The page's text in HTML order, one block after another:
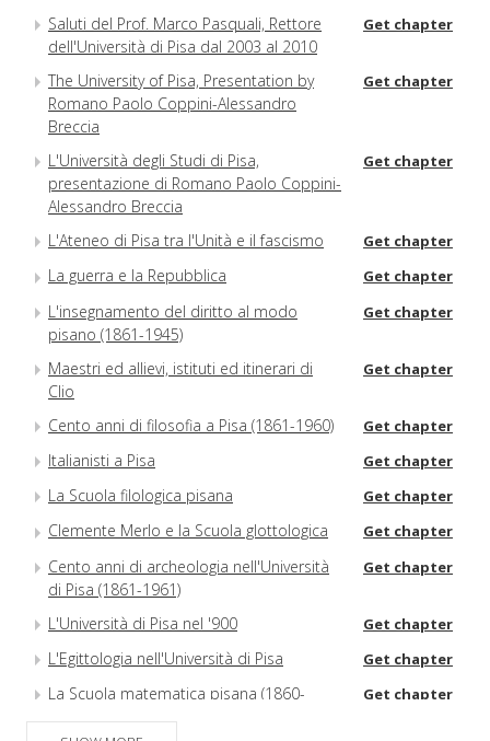
Saluti del Prof. Marco Pasquali, Rettore
dell'Università di Pisa dal 2003 al 2010
Get chapter
The University of Pisa, Presentation by
Romano Paolo Coppini-Alessandro
Breccia
Get chapter
L'Università degli Studi di Pisa,
presentazione di Romano Paolo Coppini-
Alessandro Breccia
Get chapter
L'Ateneo di Pisa tra l'Unità e il fascismo Get chapter
La guerra e la Repubblica Get chapter
L'insegnamento del diritto al modo
pisano (1861-1945)
Get chapter
Maestri ed allievi, istituti ed itinerari di
Clio
Get chapter
Cento anni di filosofia a Pisa (1861-1960) Get chapter
Italianisti a Pisa Get chapter
La Scuola filologica pisana Get chapter
Clemente Merlo e la Scuola glottologica Get chapter
Cento anni di archeologia nell'Università
di Pisa (1861-1961)
Get chapter
L'Università di Pisa nel '900 Get chapter
L'Egittologia nell'Università di Pisa Get chapter
La Scuola matematica pisana (1860-
1960)
Get chapter